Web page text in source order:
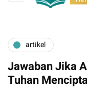
artikel
Jawaban Jika
Tuhan